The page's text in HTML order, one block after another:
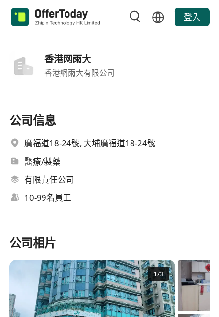
登入
香港网雨大
香港網雨大有限公司
公司信息
廣福道18-24號, 大埔廣福道18-24號
醫療/製藥
有限責任公司
10-99名員工
公司相片
1/3